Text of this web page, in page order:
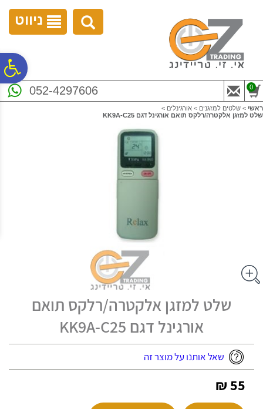
נגישות
ניווט
052-4297606 0
ראשי > שלטים למזגנים > אורגינלים >
שלט למזגן אלקטרה/רלקס תואם אורגינל דגם KK9A-C25
שלט למזגן אלקטרה/רלקס תואם
אורגינל דגם KK9A-C25
שאל אותנו על מוצר זה
55 ₪